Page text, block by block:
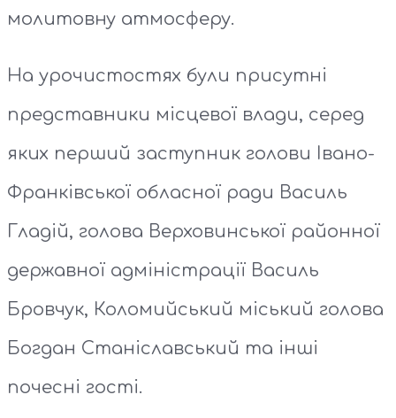
молитовну атмосферу.
На урочистостях були присутні
представники місцевої влади, серед
яких перший заступник голови Івано-
Франківської обласної ради Василь
Гладій, голова Верховинської районної
державної адміністрації Василь
Бровчук, Коломийський міський голова
Богдан Станіславський та інші
почесні гості.